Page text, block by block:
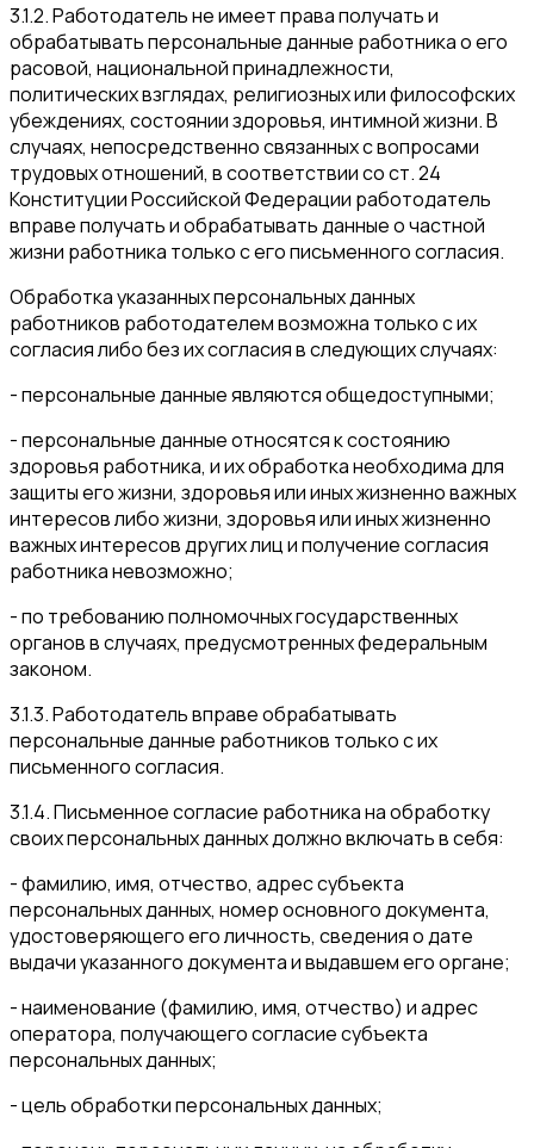
3.1.2. Работодатель не имеет права получать и
обрабатывать персональные данные работника о его
расовой, национальной принадлежности,
политических взглядах, религиозных или философских
убеждениях, состоянии здоровья, интимной жизни. В
случаях, непосредственно связанных с вопросами
трудовых отношений, в соответствии со ст. 24
Конституции Российской Федерации работодатель
вправе получать и обрабатывать данные о частной
жизни работника только с его письменного согласия.
Обработка указанных персональных данных
работников работодателем возможна только с их
согласия либо без их согласия в следующих случаях:
- персональные данные являются общедоступными;
- персональные данные относятся к состоянию
здоровья работника, и их обработка необходима для
защиты его жизни, здоровья или иных жизненно важных
интересов либо жизни, здоровья или иных жизненно
важных интересов других лиц и получение согласия
работника невозможно;
- по требованию полномочных государственных
органов в случаях, предусмотренных федеральным
законом.
3.1.3. Работодатель вправе обрабатывать
персональные данные работников только с их
письменного согласия.
3.1.4. Письменное согласие работника на обработку
своих персональных данных должно включать в себя:
- фамилию, имя, отчество, адрес субъекта
персональных данных, номер основного документа,
удостоверяющего его личность, сведения о дате
выдачи указанного документа и выдавшем его органе;
- наименование (фамилию, имя, отчество) и адрес
оператора, получающего согласие субъекта
персональных данных;
- цель обработки персональных данных;